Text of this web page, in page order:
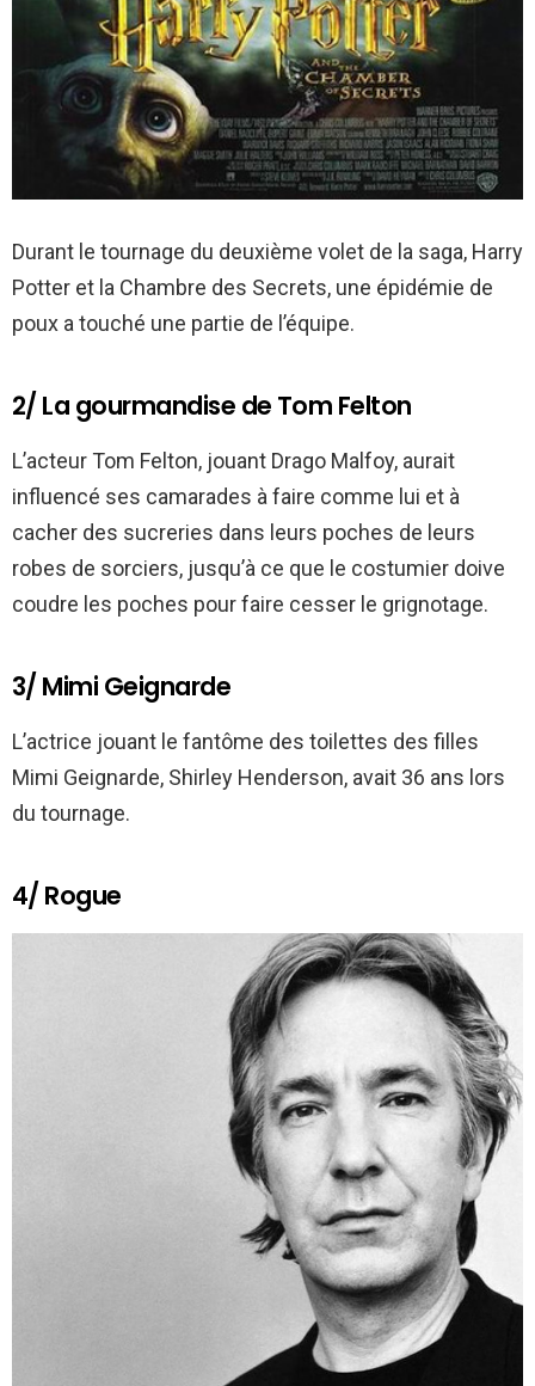
Durant le tournage du deuxième volet de la saga, Harry
Potter et la Chambre des Secrets, une épidémie de
poux a touché une partie de l’équipe.
2/ La gourmandise de Tom Felton
L’acteur Tom Felton, jouant Drago Malfoy, aurait
influencé ses camarades à faire comme lui et à
cacher des sucreries dans leurs poches de leurs
robes de sorciers, jusqu’à ce que le costumier doive
coudre les poches pour faire cesser le grignotage.
3/ Mimi Geignarde
L’actrice jouant le fantôme des toilettes des filles
Mimi Geignarde, Shirley Henderson, avait 36 ans lors
du tournage.
4/ Rogue